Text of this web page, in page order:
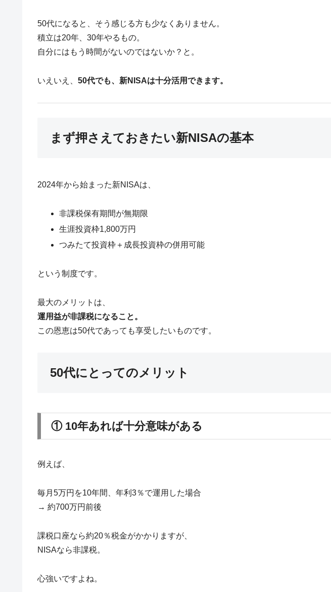
50代になると、そう感じる方も少なくありません。
積立は20年、30年やるもの。
自分にはもう時間がないのではないか？と。
いえいえ、 50代でも、新NISAは十分活用できます。
まず押さえておきたい新NISAの基本
2024年から始まった新NISAは、
非課税保有期間が無期限
生涯投資枠1,800万円
つみたて投資枠＋成長投資枠の併用可能
という制度です。
最大のメリットは、
運用益が非課税になること。
この恩恵は50代であっても享受したいものです。
50代にとってのメリット
① 10年あれば十分意味がある
例えば、
毎月5万円を10年間、年利3％で運用した場合
→ 約700万円前後
課税口座なら約20％税金がかかりますが、
NISAなら非課税。
心強いですよね。